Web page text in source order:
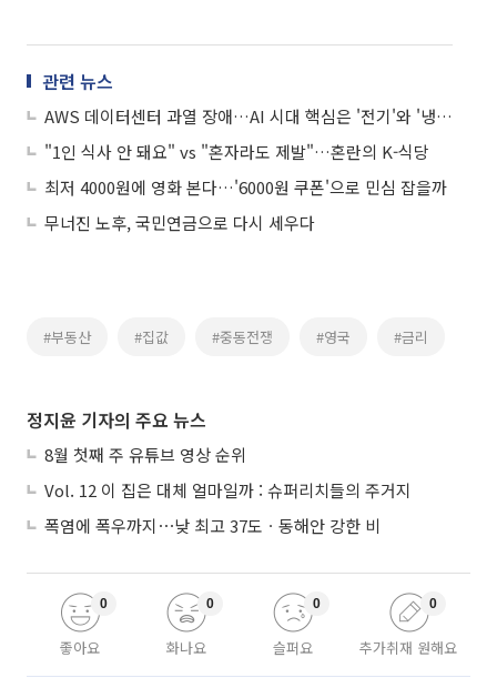
관련 뉴스
AWS 데이터센터 과열 장애…AI 시대 핵심은 '전기'와 '냉각'
"1인 식사 안 돼요" vs "혼자라도 제발"…혼란의 K-식당
최저 4000원에 영화 본다…'6000원 쿠폰'으로 민심 잡을까
무너진 노후, 국민연금으로 다시 세우다
#부동산 #집값 #중동전쟁 #영국 #금리
정지윤 기자의 주요 뉴스
8월 첫째 주 유튜브 영상 순위
Vol. 12 이 집은 대체 얼마일까 : 슈퍼리치들의 주거지
폭염에 폭우까지⋯낮 최고 37도ㆍ동해안 강한 비
좋아요
0
화나요
0
슬퍼요
0
추가취재 원해요
0